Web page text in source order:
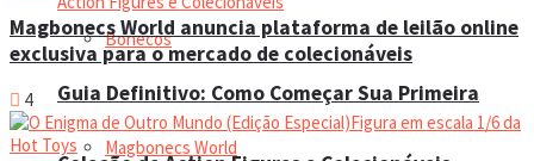
Bonecos
Magbonecs World
Guia Definitivo: Como Começar Sua Primeira
Magbonecs World anuncia plataforma de leilão online
exclusiva para o mercado de colecionáveis
4